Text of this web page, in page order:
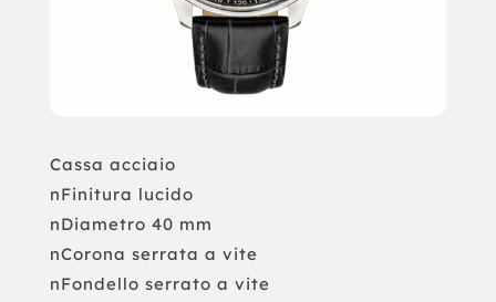
Cassa acciaio
nFinitura lucido
nDiametro 40 mm
nCorona serrata a vite
nFondello serrato a vite